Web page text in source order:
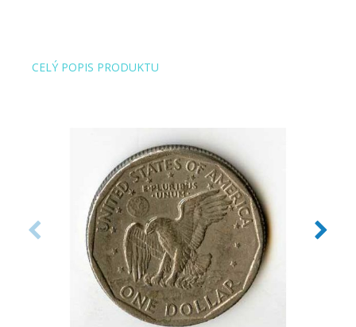
CELÝ POPIS PRODUKTU